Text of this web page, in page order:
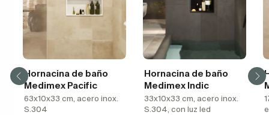
Hornacina de baño
Medimex Pacific
63x10x33 cm, acero inox.
S.304
Hornacina de baño
Medimex Indic
33x10x33 cm, acero inox.
S.304, con luz led